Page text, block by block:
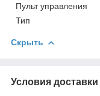
Пульт управления
Тип
Скрыть
Условия доставки